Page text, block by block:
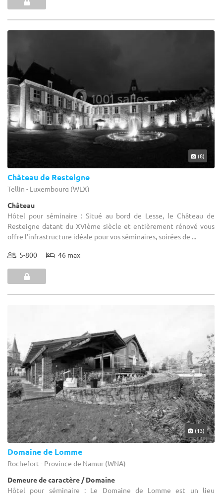
(8)
Château de Resteigne
Tellin - Luxembourg (WLX)
Château
Hôtel pour séminaire : Situé au bord de Lesse, le Château de
Resteigne datant du XVIème siècle et entièrement rénové vous
offre l'infrastructure idéale pour vos séminaires, soirées de ...
5-800 46 max
(13)
Domaine de Lomme
Rochefort - Province de Namur (WNA)
Demeure de caractère / Domaine
Hôtel pour séminaire : Le Domaine de Lomme est un lieu